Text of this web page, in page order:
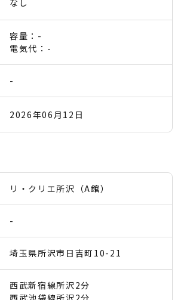
容量：-
電気代：-
-
2026年06月12日
リ・クリエ所沢（A館）
-
埼玉県所沢市日吉町10-21
西武新宿線所沢2分
西武池袋線所沢2分